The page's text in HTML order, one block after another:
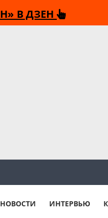
В ДЗЕН
НОВОСТИ ИНТЕРВЬЮ